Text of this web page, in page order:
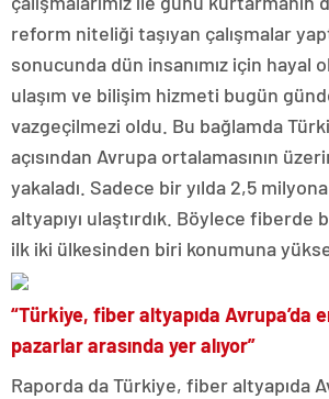
reform niteliği taşıyan çalışmalar
sonucunda dün insanımız için hayal
ulaşım ve bilişim hizmeti bugün
vazgeçilmezi oldu. Bu bağlamda
açısından Avrupa ortalamasının
yakaladı. Sadece bir yılda 2,5
altyapıyı ulaştırdık. Böylece fiberde
ilk iki ülkesinden biri konumuna
“Türkiye, fiber altyapıda Avrupa’da
pazarlar arasında yer alıyor”
Raporda da Türkiye, fiber altyapıda